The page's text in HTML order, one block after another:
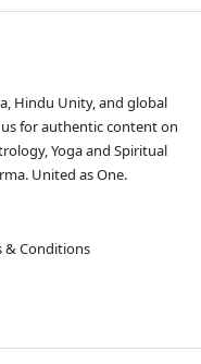
Hindu Unity, and global
for authentic content on
Yoga and Spiritual
United as One.
& Conditions